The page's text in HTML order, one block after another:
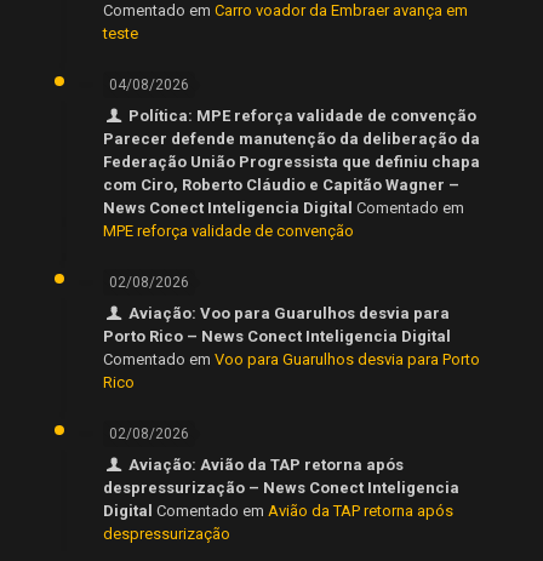
Comentado em Carro voador da Embraer avança em
teste
04/08/2026
Política: MPE reforça validade de convenção
Parecer defende manutenção da deliberação da
Federação União Progressista que definiu chapa
com Ciro, Roberto Cláudio e Capitão Wagner –
News Conect Inteligencia Digital Comentado em
MPE reforça validade de convenção
02/08/2026
Aviação: Voo para Guarulhos desvia para
Porto Rico – News Conect Inteligencia Digital
Comentado em Voo para Guarulhos desvia para Porto
Rico
02/08/2026
Aviação: Avião da TAP retorna após
despressurização – News Conect Inteligencia
Digital Comentado em Avião da TAP retorna após
despressurização